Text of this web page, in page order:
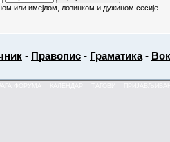
или имејлом, лозинком и дужином сесије
- Правопис - Граматика-
КАЛЕНДАР